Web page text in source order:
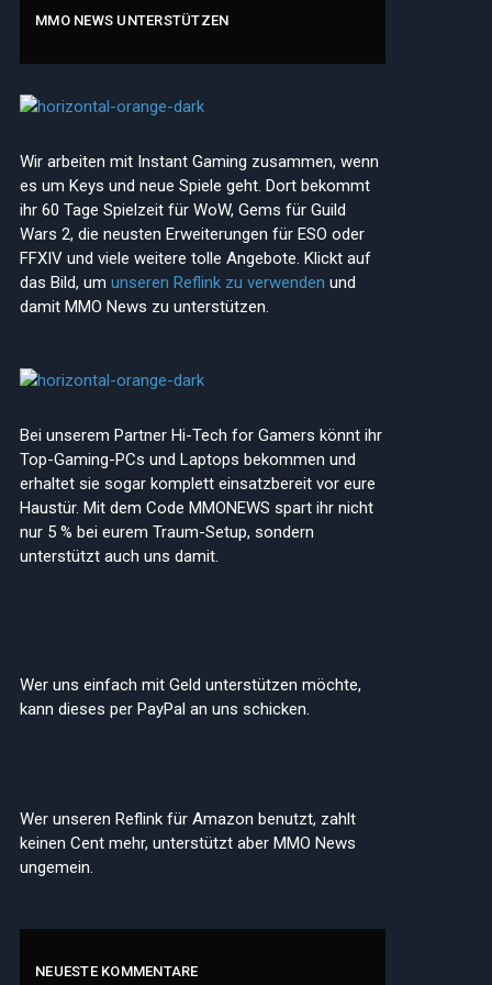
MMO NEWS UNTERSTÜTZEN
Wir arbeiten mit Instant Gaming zusammen, wenn
es um Keys und neue Spiele geht. Dort bekommt
ihr 60 Tage Spielzeit für WoW, Gems für Guild
Wars 2, die neusten Erweiterungen für ESO oder
FFXIV und viele weitere tolle Angebote. Klickt auf
das Bild, um unseren Reflink zu verwenden und
damit MMO News zu unterstützen.
Bei unserem Partner Hi-Tech for Gamers könnt ihr
Top-Gaming-PCs und Laptops bekommen und
erhaltet sie sogar komplett einsatzbereit vor eure
Haustür. Mit dem Code MMONEWS spart ihr nicht
nur 5 % bei eurem Traum-Setup, sondern
unterstützt auch uns damit.
Wer uns einfach mit Geld unterstützen möchte,
kann dieses per PayPal an uns schicken.
Wer unseren Reflink für Amazon benutzt, zahlt
keinen Cent mehr, unterstützt aber MMO News
ungemein.
NEUESTE KOMMENTARE